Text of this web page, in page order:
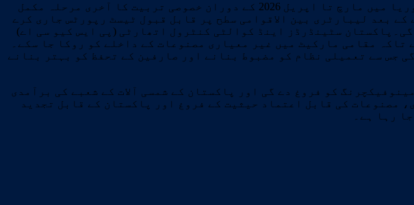
دستاویز کے مطابق لیبارٹری مئی 2026 میں ایکریڈیٹیشن کے لئے درخواست دے گی جس سے قبل کوریا میں مارچ تا اپریل 2026 کے دوران خصوصی تربیت کا آخری مرحلہ مکمل
ہے۔منظوری حاصل ہونے کے بعد لیبارٹری بین الاقوامی سطح پر قابل قبول ٹیسٹ رپورٹس جاری کرے
سٹینڈرڈز اینڈ کوالٹی کنٹرول اتھارٹی (پی ایس کیو سی اے)
مقامی مارکیٹ میں غیر معیاری مصنوعات کے داخلے کو روکا جا سکے۔
جس سے تعمیلی نظام کو مضبوط بنانے اور صارفین کے تحفظ کو بہتر بنانے
کو فروغ دے گی اور پاکستان کے شمسی آلات کے شعبے کی برآمدی
مصنوعات کی قابل اعتماد حیثیت کے فروغ اور پاکستان کے قابل تجدید
رہا ہے۔